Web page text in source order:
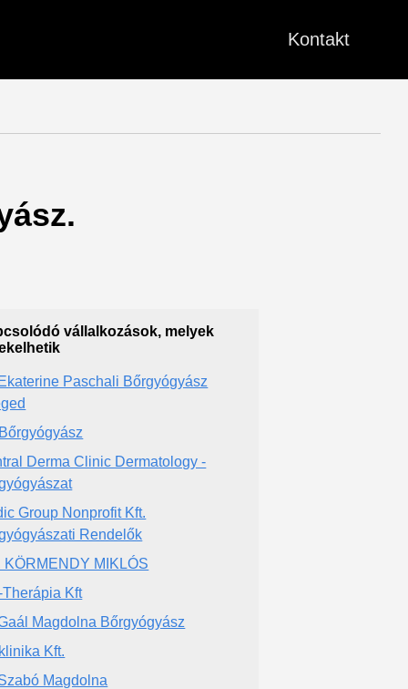
Kontakt
vállalkozások, melyek
Paschali Bőrgyógyász
Derma Clinic Dermatology -
Group Nonprofit Kft.
Rendelők
KÖRMENDY MIKLÓS
Therápia Kft
Magdolna Bőrgyógyász
Kft.
Magdolna